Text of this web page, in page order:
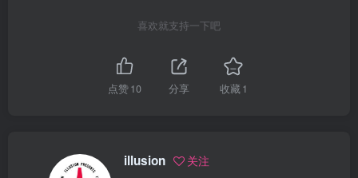
喜欢就支持一下吧
点赞10 分享 收藏1
illusion 关注